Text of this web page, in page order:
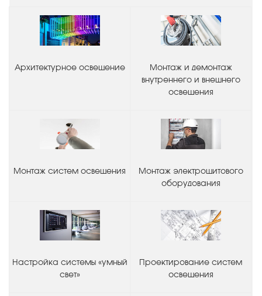
Архитектурное освещение
Монтаж и демонтаж
внутреннего и внешнего
освещения
Монтаж систем освещения
Монтаж электрощитового
оборудования
Настройка системы «умный
свет»
Проектирование систем
освещения